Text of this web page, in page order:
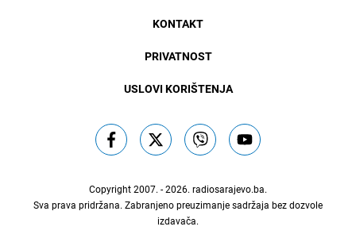
KONTAKT
PRIVATNOST
USLOVI KORIŠTENJA
Copyright 2007. - 2026. radiosarajevo.ba.
Sva prava pridržana. Zabranjeno preuzimanje sadržaja bez dozvole
izdavača.